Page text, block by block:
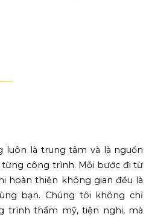
luôn là trung tâm và là nguồn
công trình. Mỗi bước đi từ
hoàn thiện không gian đều là
bạn. Chúng tôi không chỉ
trình thẩm mỹ, tiện nghi, mà